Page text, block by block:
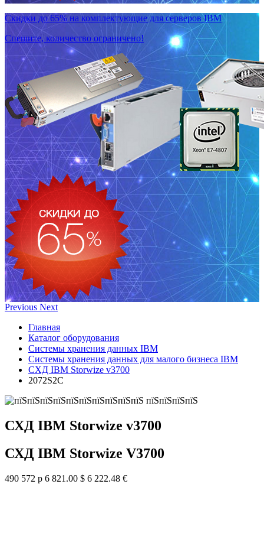
Скидки до 65% на комплектующие для серверов IBM
Спешите, количество ограничено!
Previous Next
Главная
Каталог оборудования
Системы хранения данных IBM
Системы хранения данных для малого бизнеса IBM
СХД IBM Storwize v3700
2072S2C
СХД IBM Storwize v3700
СХД IBM Storwize V3700
490 572 р 6 821.00 $ 6 222.48 €